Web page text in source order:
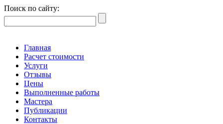
Поиск по сайту:
Главная
Расчет стоимости
Услуги
Отзывы
Цены
Выполненные работы
Мастера
Публикации
Контакты